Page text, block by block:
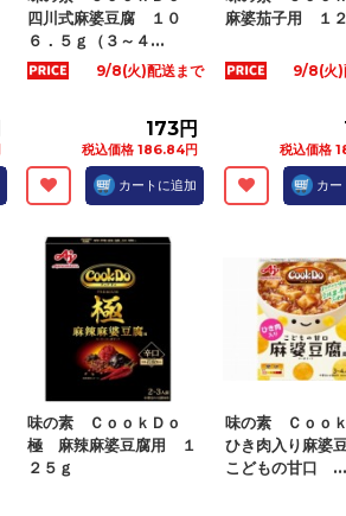
四川式麻婆豆腐 １０
６．５ｇ（３～４...
9/8(火)配送まで
173円
税込価格 186.84円
カートに追加
麻婆茄子用 １
9/8(火)
税込価格
カー
味の素 ＣｏｏｋＤｏ
極 麻辣麻婆豆腐用 １
２５ｇ
味の素 Ｃｏｏ
ひき肉入り麻
こどもの甘口 ...